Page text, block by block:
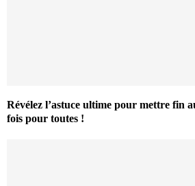
Révélez l’astuce ultime pour mettre fin
fois pour toutes !